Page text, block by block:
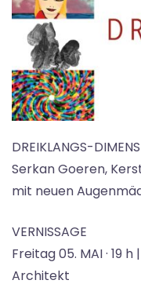
DREIKLANGS-
Serkan Goeren,
mit neuen
VERNISSAGE
Freitag 05. MAI · 19
Architekt